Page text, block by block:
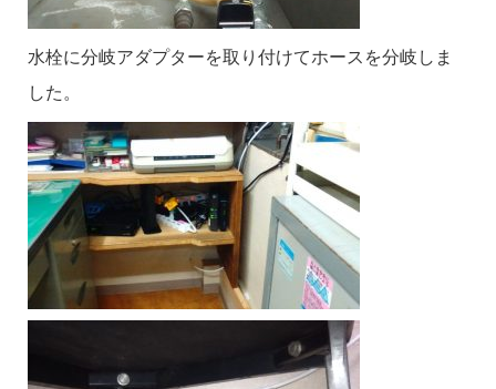
水栓に分岐アダプターを取り付けてホースを分岐しま
した。